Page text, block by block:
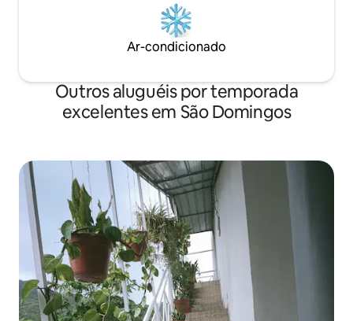
Ar-condicionado
Outros aluguéis por temporada
excelentes em São Domingos